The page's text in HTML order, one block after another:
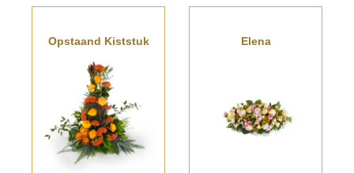
Opstaand Kiststuk Elena